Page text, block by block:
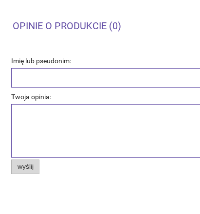
OPINIE O PRODUKCIE (0)
Imię lub pseudonim:
Twoja opinia:
wyślij